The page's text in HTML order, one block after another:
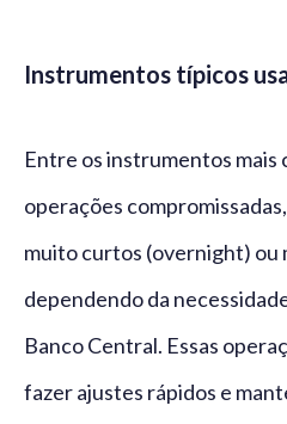
Instrumentos típicos
Entre os instrumentos mais
operações
muito curtos (overnight) ou
dependendo da
Banco Central. Essas
fazer ajustes rápidos e